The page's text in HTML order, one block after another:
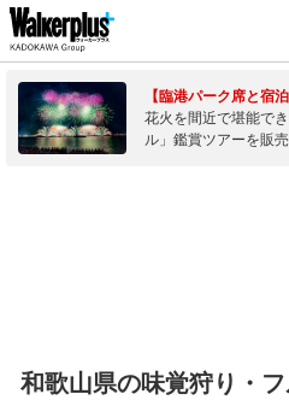
【臨港パーク席と宿
花火を間近で堪能で
ル」鑑賞ツアーを販
和歌山県の味覚狩り・